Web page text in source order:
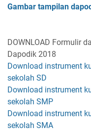
Gambar tampilan
DOWNLOAD Formulir
Dapodik 2018
Download instrument
sekolah SD
Download instrument
sekolah SMP
Download instrument
sekolah SMA